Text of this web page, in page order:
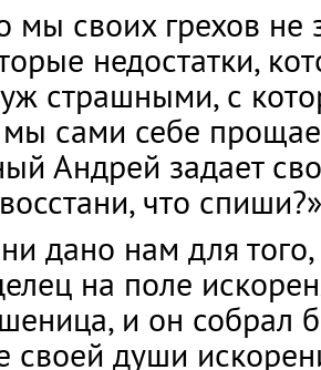
мы своих грехов
недостатки,
страшными, с
сами себе
Андрей задает
что спиши?»
дано нам для
на поле
и он собрал
своей души